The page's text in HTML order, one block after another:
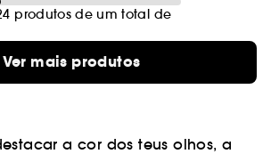
produtos de um total de
Ver mais produtos
a cor dos teus olhos, a